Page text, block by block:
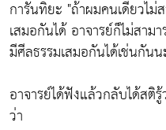
การันทิยะ "ถ้าผมคนเดียวไม่
เสมอกันได้ อาจารย์ก็ไม่สา
มีศีลธรรมเสมอกันได้เช่นกัน
อาจารย์ได้ฟังแล้วกลับได้สติ
ว่า